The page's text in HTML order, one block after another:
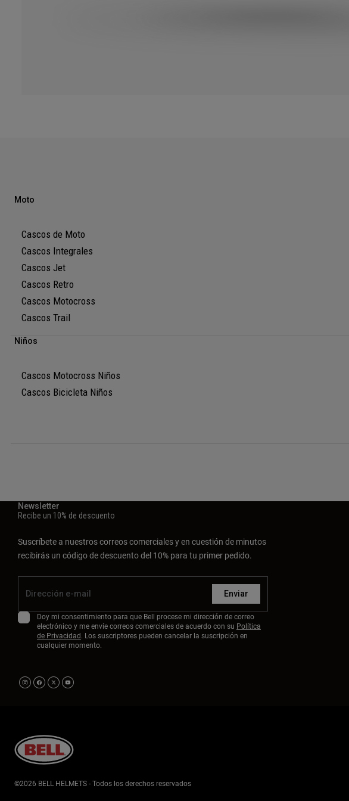
Moto
Cascos de Moto
Cascos Integrales
Cascos Jet
Cascos Retro
Cascos Motocross
Cascos Trail
Niños
Cascos Motocross Niños
Cascos Bicicleta Niños
Newsletter
Recibe un 10% de descuento
Suscríbete a nuestros correos comerciales y en cuestión de minutos
recibirás un código de descuento del 10% para tu primer pedido.
Enviar
Doy mi consentimiento para que Bell procese mi dirección de correo
electrónico y me envíe correos comerciales de acuerdo con su Política
de Privacidad. Los suscriptores pueden cancelar la suscripción en
cualquier momento.
©2026 BELL HELMETS - Todos los derechos reservados